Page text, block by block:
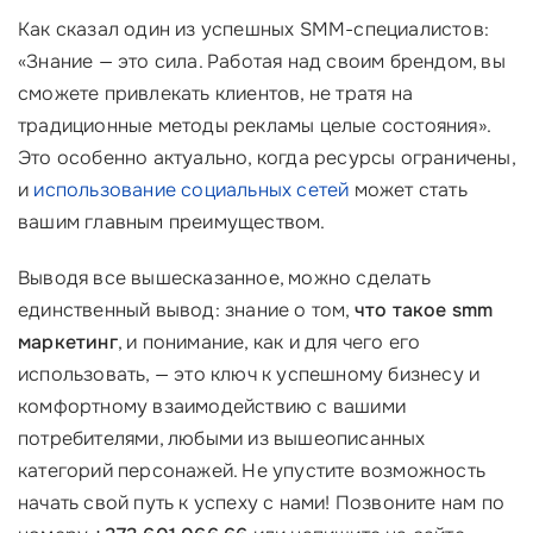
Как сказал один из успешных SMM-специалистов:
«Знание — это сила. Работая над своим брендом, вы
сможете привлекать клиентов, не тратя на
традиционные методы рекламы целые состояния».
Это особенно актуально, когда ресурсы ограничены,
и использование социальных сетей может стать
вашим главным преимуществом.
Выводя все вышесказанное, можно сделать
единственный вывод: знание о том, что такое smm
маркетинг, и понимание, как и для чего его
использовать, — это ключ к успешному бизнесу и
комфортному взаимодействию с вашими
потребителями, любыми из вышеописанных
категорий персонажей. Не упустите возможность
начать свой путь к успеху с нами! Позвоните нам по